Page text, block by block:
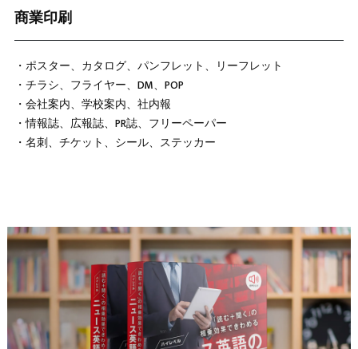
商業印刷
・ポスター、カタログ、パンフレット、リーフレット
・チラシ、フライヤー、DM、POP
・会社案内、学校案内、社内報
・情報誌、広報誌、PR誌、フリーペーパー
・名刺、チケット、シール、ステッカー